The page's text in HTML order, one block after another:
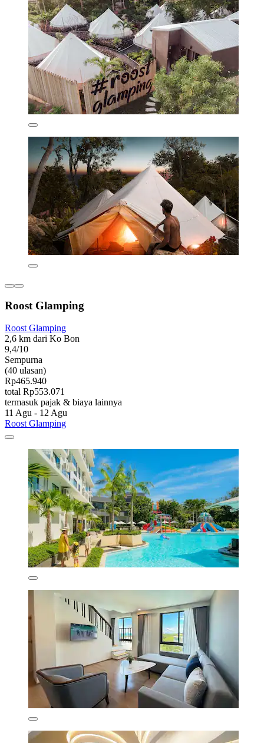
Roost Glamping
Roost Glamping
2,6 km dari Ko Bon
9,4/10
Sempurna
(40 ulasan)
Rp465.940
total Rp553.071
termasuk pajak & biaya lainnya
11 Agu - 12 Agu
Roost Glamping